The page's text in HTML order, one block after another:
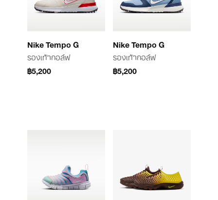
Nike Tempo G
รองเท้ากอล์ฟ
฿5,200
Nike Tempo G
รองเท้ากอล์ฟ
฿5,200